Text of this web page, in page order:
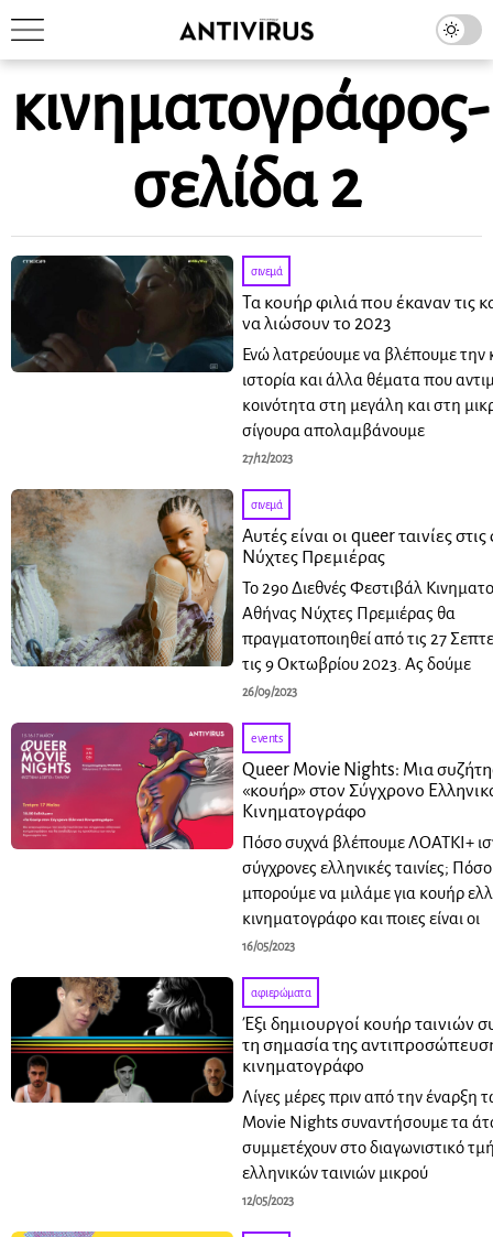
κινηματογράφος-
σελίδα 2
σινεμά
Τα κουήρ φιλιά που έκαναν τις
να λιώσουν το 2023
Ενώ λατρεύουμε να βλέπουμε την
ιστορία και άλλα θέματα που
κοινότητα στη μεγάλη και στη
σίγουρα απολαμβάνουμε
27/12/2023
σινεμά
Αυτές είναι οι queer ταινίες στις
Νύχτες Πρεμιέρας
Το 29ο Διεθνές Φεστιβάλ
Αθήνας Νύχτες Πρεμιέρας θα
πραγματοποιηθεί από τις 27
τις 9 Οκτωβρίου 2023. Ας δούμε
26/09/2023
events
Queer Movie Nights: Μια
«κουήρ» στον Σύγχρονο
Κινηματογράφο
Πόσο συχνά βλέπουμε ΛΟΑΤΚΙ+
σύγχρονες ελληνικές ταινίες;
μπορούμε να μιλάμε για κουήρ
κινηματογράφο και ποιες είναι οι
16/05/2023
αφιερώματα
Έξι δημιουργοί κουήρ ταινιών
τη σημασία της
κινηματογράφο
Λίγες μέρες πριν από την έναρξη
Movie Nights συναντήσουμε τα
συμμετέχουν στο διαγωνιστικό
ελληνικών ταινιών μικρού
12/05/2023